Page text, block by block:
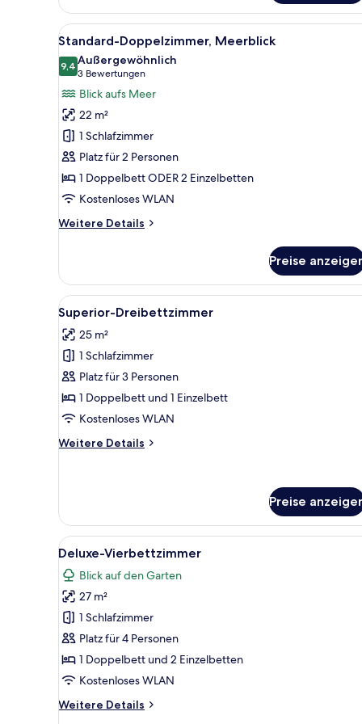
Alle
Fotos
für
Standard-
Doppelzimmer,
Meerblick
anzeigen
Ein Schlafzimmer mit einem
5
Standard-Doppelzimmer, Meerblick
9,49,4 von 10
Außergewöhnlich
3 Bewertungen
(3
Bewertungen)
Blick aufs Meer
22 m²
1 Schlafzimmer
Platz für 2 Personen
1 Doppelbett ODER 2 Einzelbetten
Kostenloses WLAN
Weitere Details
Weitere
Doppelzimmer,
Meerblick
Preise
Alle
Fotos
für
Superior-
Dreibettzimmer
anzeigen
Ein modernes Schlafzimmer
4
Superior-Dreibettzimmer
25 m²
1 Schlafzimmer
Platz für 3 Personen
1 Doppelbett und 1 Einzelbett
Kostenloses WLAN
Weitere Details
Weitere
Preise
Alle
Fotos
für
Deluxe-
Vierbettzimmer
anzeigen
Ein modernes Schlafzimmer
5
Deluxe-Vierbettzimmer
Blick auf den Garten
27 m²
1 Schlafzimmer
Platz für 4 Personen
1 Doppelbett und 2 Einzelbetten
Kostenloses WLAN
Weitere Details
Weitere